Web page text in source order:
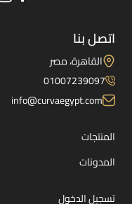
اتصل بنا
القاهرة، مصر
01007239097
info@curvaegypt.com
المنتجات
المدونات
تسجيل الدخول